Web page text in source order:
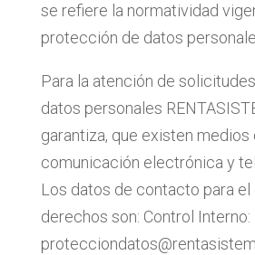
se refiere la normatividad
protección de datos
Para la atención de
datos personales
garantiza, que existen medios
comunicación electrónica y
Los datos de contacto para
derechos son: Control Interno: